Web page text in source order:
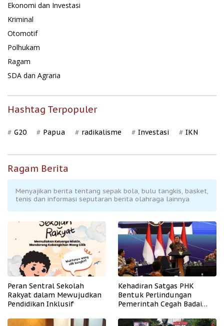
Ekonomi dan Investasi
Kriminal
Otomotif
Polhukam
Ragam
SDA dan Agraria
Hashtag Terpopuler
G20 Papua radikalisme Investasi IKN
Ragam Berita
Menyajikan berita tentang sepak bola, bulu tangkis, basket,
tenis dan informasi seputaran berita olahraga lainnya
Peran Sentral Sekolah
Rakyat dalam Mewujudkan
Pendidikan Inklusif
Kehadiran Satgas PHK
Bentuk Perlindungan
Pemerintah Cegah Badai